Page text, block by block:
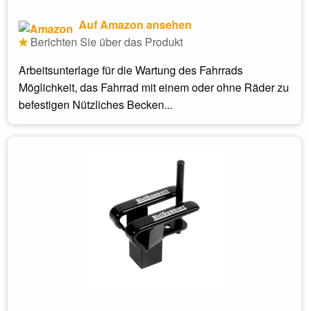
Auf Amazon ansehen
Berichten Sie über das Produkt
Arbeitsunterlage für die Wartung des Fahrrads
Möglichkeit, das Fahrrad mit einem oder ohne Räder zu
befestigen Nützliches Becken...